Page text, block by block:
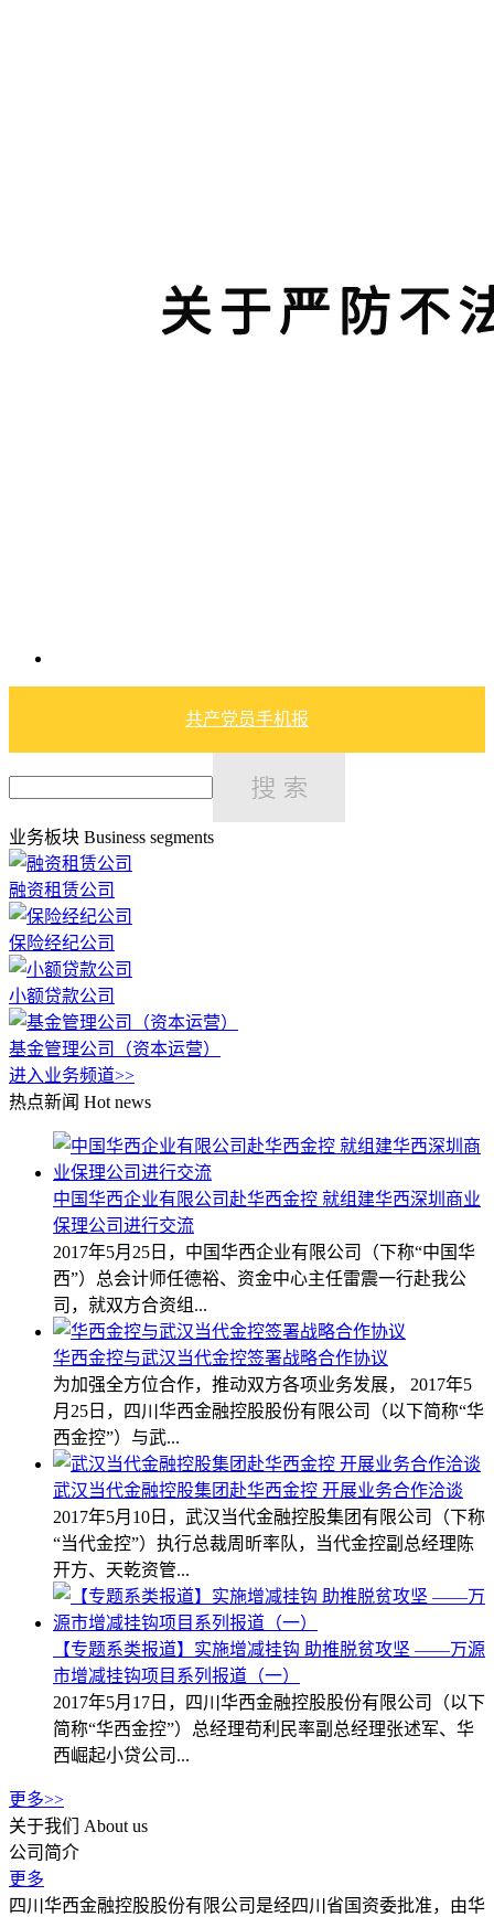
共产党员手机报
业务板块 Business segments
融资租赁公司
保险经纪公司
小额贷款公司
基金管理公司（资本运营）
进入业务频道>>
热点新闻 Hot news
中国华西企业有限公司赴华西金控 就组建华西深圳商业
保理公司进行交流
2017年5月25日，中国华西企业有限公司（下称“中国华
西”）总会计师任德裕、资金中心主任雷震一行赴我公
司，就双方合资组...
华西金控与武汉当代金控签署战略合作协议
为加强全方位合作，推动双方各项业务发展， 2017年5
月25日，四川华西金融控股股份有限公司（以下简称“华
西金控”）与武...
武汉当代金融控股集团赴华西金控 开展业务合作洽谈
2017年5月10日，武汉当代金融控股集团有限公司（下称
“当代金控”）执行总裁周昕率队，当代金控副总经理陈
开方、天乾资管...
【专题系类报道】实施增减挂钩 助推脱贫攻坚 ——万源
市增减挂钩项目系列报道（一）
2017年5月17日，四川华西金融控股股份有限公司（以下
简称“华西金控”）总经理苟利民率副总经理张述军、华
西崛起小贷公司...
更多>>
关于我们
About us
公司简介
更多
四川华西金融控股股份有限公司是经四川省国资委批准，由华